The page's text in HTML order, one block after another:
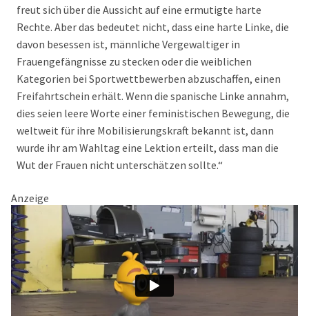
freut sich über die Aussicht auf eine ermutigte harte
Rechte. Aber das bedeutet nicht, dass eine harte Linke, die
davon besessen ist, männliche Vergewaltiger in
Frauengefängnisse zu stecken oder die weiblichen
Kategorien bei Sportwettbewerben abzuschaffen, einen
Freifahrtschein erhält. Wenn die spanische Linke annahm,
dies seien leere Worte einer feministischen Bewegung, die
weltweit für ihre Mobilisierungskraft bekannt ist, dann
wurde ihr am Wahltag eine Lektion erteilt, dass man die
Wut der Frauen nicht unterschätzen sollte.“
Anzeige